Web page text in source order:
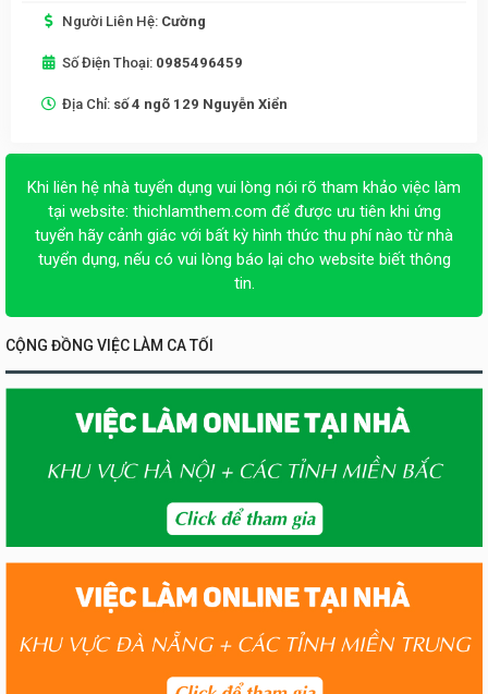
Người Liên Hệ: Cường
Số Điện Thoại: 0985496459
Địa Chỉ: số 4 ngõ 129 Nguyễn Xiển
Khi liên hệ nhà tuyển dụng vui lòng nói rõ tham khảo việc làm
tại website: thichlamthem.com để được ưu tiên khi ứng
tuyển hãy cảnh giác với bất kỳ hình thức thu phí nào từ nhà
tuyển dụng, nếu có vui lòng báo lại cho website biết thông
tin.
CỘNG ĐỒNG VIỆC LÀM CA TỐI